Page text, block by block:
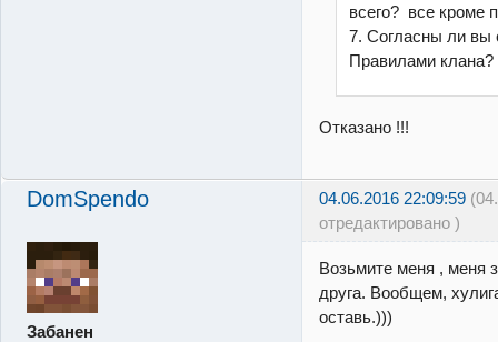
всего? все кроме
7. Согласны ли вы
Правилами клана?
Отказано !!!
DomSpendo 04.06.2016 22:09:59
отредактировано )
Забанен
Возьмите меня , меня
друга. Вообщем,
оставь.)))